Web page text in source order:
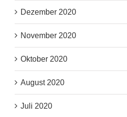
Dezember 2020
November 2020
Oktober 2020
August 2020
Juli 2020